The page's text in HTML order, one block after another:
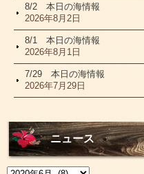
8/2 本日の海情報
2026年8月2日
8/1 本日の海情報
2026年8月1日
7/29 本日の海情報
2026年7月29日
ニュース
ニ